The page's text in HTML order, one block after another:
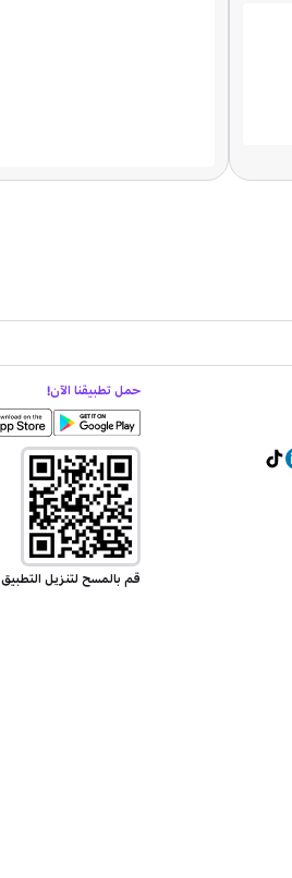
حمل تطبيقنا الآن!
قم بالمسح لتنزيل التطبيق